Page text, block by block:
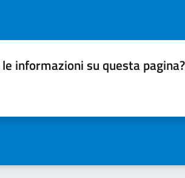
informazioni su questa pagina?